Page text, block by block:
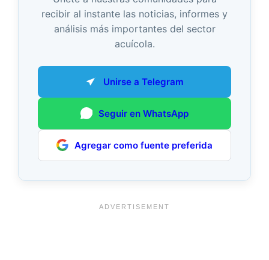
recibir al instante las noticias, informes y
análisis más importantes del sector
acuícola.
Unirse a Telegram
Seguir en WhatsApp
Agregar como fuente preferida